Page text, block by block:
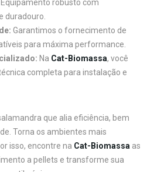
Equipamento robusto com
duradouro.
Garantimos o fornecimento de
para máxima performance.
Na Cat-Biomassa, você
completa para instalação e
que alia eficiência, bem
Torna os ambientes mais
isso, encontre na Cat-Biomassa as
a pellets e transforme sua